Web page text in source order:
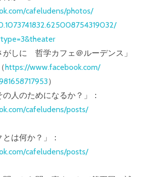
cafeludens/photos/
2.625008754319032/
がしに 哲学カフェ＠ルーデンス」
https://www.facebook.com/
）
の人のためになるか？」：
cafeludens/posts/
は何か？」：
cafeludens/posts/